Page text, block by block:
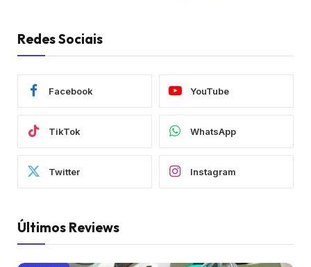
Redes Sociais
Facebook YouTube
TikTok WhatsApp
Twitter Instagram
Últimos Reviews